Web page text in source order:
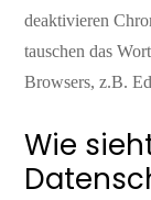
deaktivieren
tauschen das
Browsers, z.B.
Wie